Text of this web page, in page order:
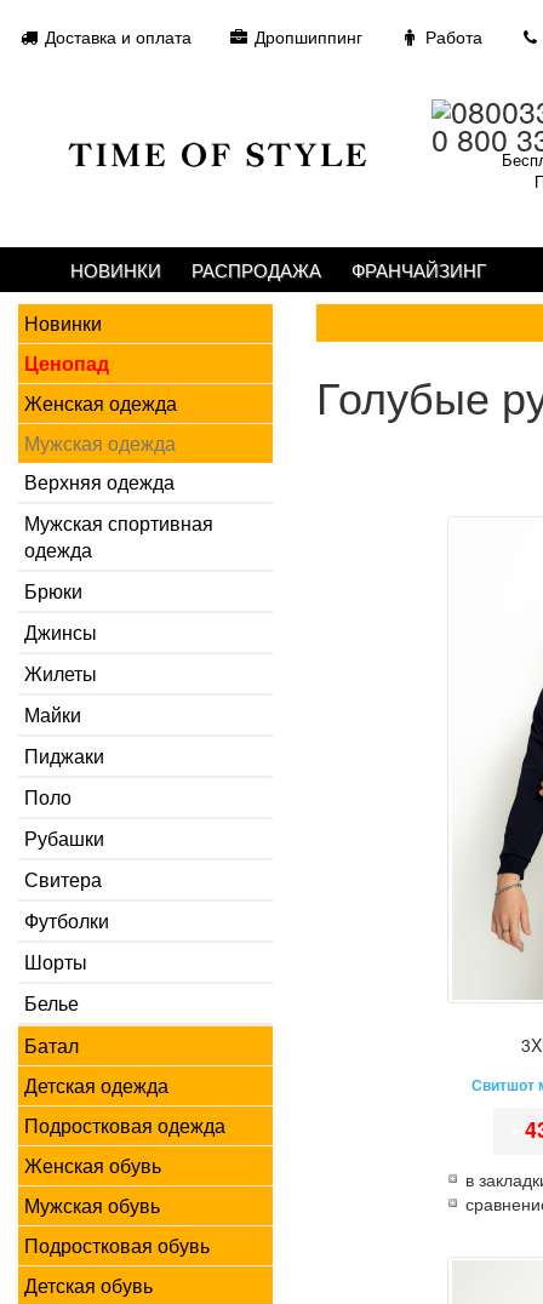
Доставка и оплата Дропшиппинг Работа
0 800
НОВИНКИ РАСПРОДАЖА ФРАНЧАЙЗИНГ
Новинки
Ценопад
Женская одежда
Мужская одежда
Верхняя одежда
Мужская спортивная
одежда
Брюки
Джинсы
Жилеты
Майки
Пиджаки
Поло
Рубашки
Свитера
Футболки
Шорты
Белье
Батал
Детская одежда
Подростковая одежда
Женская обувь
Мужская обувь
Подростковая обувь
Детская обувь
Голубые
Свитшот
в